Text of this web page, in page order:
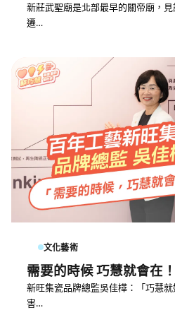
新莊武聖廟是北部最早的關帝廟，
遷…
文化藝術
需要的時候 巧慧就會在！
新旺集瓷品牌總監吳佳樺：「巧慧
害…